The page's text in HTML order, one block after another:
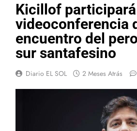
Kicillof
videoconferencia
encuentro del
sur santafesino
Diario EL SOL 2 Meses Atrás